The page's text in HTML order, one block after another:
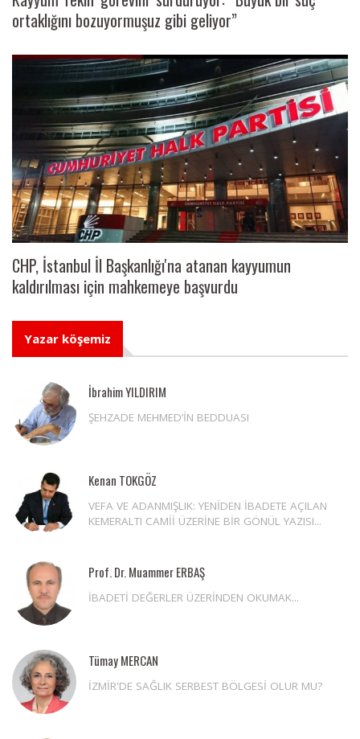
ortaklığını bozuyormuşuz gibi geliyor”
CHP, İstanbul İl Başkanlığı'na atanan kayyumun
kaldırılması için mahkemeye başvurdu
Yazar köşemiz
İbrahim YILDIRIM
ŞEHZADE MEHMED’İN BEDDUASI
Kenan TOKGÖZ
VEFA VE ADANMIŞLIK: YENİDEN İBADETE AÇILAN
KEMERALTI CAMİİ ÜZERİNE BİR GÖNÜL YAZISI...
Prof. Dr. Muammer ERBAŞ
İBADETİ DEĞERLER ÜZERİNDEN OKUMAK...
Tümay MERCAN
İZMİR'DE SAĞLIK SERBEST BÖLGESİ OLUR MU?